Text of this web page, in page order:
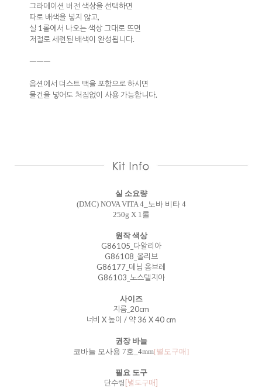
그라데이션 버전 색상을 선택하면
따로 배색을 넣지 않고,
실 1롤에서 나오는 색상 그대로 뜨면
저절로 세련된 배색이 완성됩니다.
ㅡㅡㅡ
옵션에서 더스트 백을 포함으로 하시면
물건을 넣어도 처짐없이 사용 가능합니다.
실 소요량
(DMC) NOVA VITA 4_노바 비타 4
250g X 1롤
원작 색상
G86105_다알리아
G86108_올리브
G86177_데님 옴브레
G86103_노스텔지아
사이즈
지름_20cm
너비 X 높이 / 약 36 X 40 cm
권장 바늘
코바늘 모사용 7호_4mm[별도구매]
필요 도구
단수링[별도구매]